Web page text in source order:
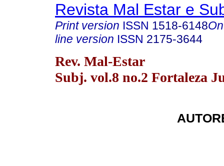
Revista Mal Estar e
Print version ISSN 1518-6148
line version ISSN 2175-3644
Rev. Mal-Estar
Subj. vol.8 no.2 Fortaleza